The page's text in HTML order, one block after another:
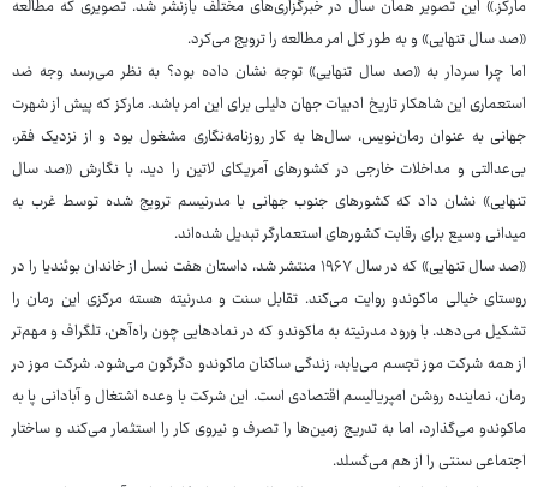
مارکز.» این تصویر همان سال در خبرگزاری‌های مختلف بازنشر شد. تصویری که مطالعه
«صد سال تنهایی» و به طور کل امر مطالعه را ترویج می‌کرد.
اما چرا سردار به «صد سال تنهایی» توجه نشان داده بود؟ به نظر می‌رسد وجه ضد
استعماری این شاهکار تاریخ ادبیات جهان دلیلی برای این امر باشد. مارکز که پیش از شهرت
جهانی به عنوان رمان‌نویس، سال‌ها به کار روزنامه‌نگاری مشغول بود و از نزدیک فقر،
بی‌عدالتی و مداخلات خارجی در کشورهای آمریکای لاتین را دید، با نگارش «صد سال
تنهایی» نشان داد که کشورهای جنوب جهانی با مدرنیسم ترویج شده توسط غرب به
میدانی وسیع برای رقابت کشورهای استعمارگر تبدیل شده‌اند.
«صد سال تنهایی» که در سال ۱۹۶۷ منتشر شد، داستان هفت نسل از خاندان بوئندیا را در
روستای خیالی ماکوندو روایت می‌کند. تقابل سنت و مدرنیته هسته مرکزی این رمان را
تشکیل می‌دهد. با ورود مدرنیته به ماکوندو که در نمادهایی چون راه‌آهن، تلگراف و مهم‌تر
از همه شرکت موز تجسم می‌یابد، زندگی ساکنان ماکوندو دگرگون می‌شود. شرکت موز در
رمان، نماینده روشن امپریالیسم اقتصادی است. این شرکت با وعده اشتغال و آبادانی پا به
ماکوندو می‌گذارد، اما به تدریج زمین‌ها را تصرف و نیروی کار را استثمار می‌کند و ساختار
اجتماعی سنتی را از هم می‌گسلد.